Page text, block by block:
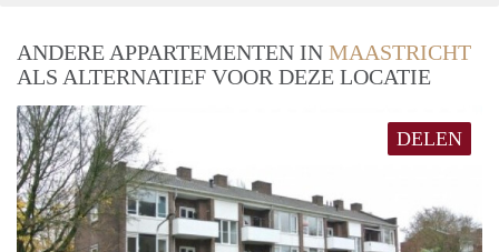
ANDERE APPARTEMENTEN IN MAASTRICHT
ALS ALTERNATIEF VOOR DEZE LOCATIE
DELEN